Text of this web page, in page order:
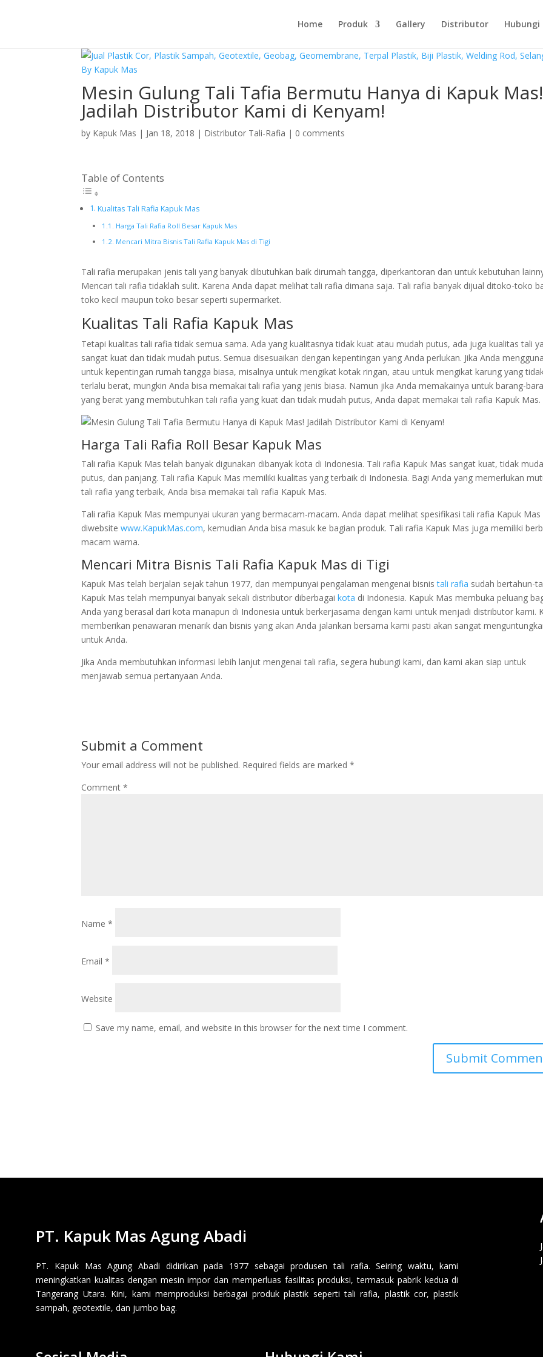
Home Produk Gallery Distributor Hubungi
Mesin Gulung Tali Tafia Bermutu Hanya di Kapuk Mas!
Jadilah Distributor Kami di Kenyam!
by Kapuk Mas | Jan 18, 2018 | Distributor Tali-Rafia | 0 comments
Table of Contents
Kualitas Tali Rafia Kapuk Mas
Harga Tali Rafia Roll Besar Kapuk Mas
Mencari Mitra Bisnis Tali Rafia Kapuk Mas di Tigi
Tali rafia merupakan jenis tali yang banyak dibutuhkan baik dirumah tangga, diperkantoran dan untuk kebutuhan
Mencari tali rafia tidaklah sulit. Karena Anda dapat melihat tali rafia dimana saja. Tali rafia banyak dijual ditoko-toko
toko kecil maupun toko besar seperti supermarket.
Kualitas Tali Rafia Kapuk Mas
Tetapi kualitas tali rafia tidak semua sama. Ada yang kualitasnya tidak kuat atau mudah putus, ada juga kualitas tali
sangat kuat dan tidak mudah putus. Semua disesuaikan dengan kepentingan yang Anda perlukan. Jika Anda
untuk kepentingan rumah tangga biasa, misalnya untuk mengikat kotak ringan, atau untuk mengikat karung yang
terlalu berat, mungkin Anda bisa memakai tali rafia yang jenis biasa. Namun jika Anda memakainya untuk barang-
yang berat yang membutuhkan tali rafia yang kuat dan tidak mudah putus, Anda dapat memakai tali rafia Kapuk Mas.
Harga Tali Rafia Roll Besar Kapuk Mas
Tali rafia Kapuk Mas telah banyak digunakan dibanyak kota di Indonesia. Tali rafia Kapuk Mas sangat kuat, tidak
putus, dan panjang. Tali rafia Kapuk Mas memiliki kualitas yang terbaik di Indonesia. Bagi Anda yang memerlukan
tali rafia yang terbaik, Anda bisa memakai tali rafia Kapuk Mas.
Tali rafia Kapuk Mas mempunyai ukuran yang bermacam-macam. Anda dapat melihat spesifikasi tali rafia Kapuk Mas
diwebsitewww.KapukMas.com, kemudian Anda bisa masuk ke bagian produk. Tali rafia Kapuk Mas juga memiliki
macam warna.
Mencari Mitra Bisnis Tali Rafia Kapuk Mas di Tigi
Kapuk Mas telah berjalan sejak tahun 1977, dan mempunyai pengalaman mengenai bisnistali rafia sudah bertahun-
Kapuk Mas telah mempunyai banyak sekali distributor diberbagaikota di Indonesia. Kapuk Mas membuka peluang
Anda yang berasal dari kota manapun di Indonesia untuk berkerjasama dengan kami untuk menjadi distributor kami.
memberikan penawaran menarik dan bisnis yang akan Anda jalankan bersama kami pasti akan sangat
untuk Anda.
Jika Anda membutuhkan informasi lebih lanjut mengenai tali rafia, segera hubungi kami, dan kami akan siap untuk
menjawab semua pertanyaan Anda.
Submit a Comment
Your email address will not be published. Required fields are marked*
Comment*
Name*
Email*
Website
Save my name, email, and website in this browser for the next time I comment.
PT. Kapuk Mas Agung Abadi
PT. Kapuk Mas Agung Abadi didirikan pada 1977 sebagai produsen tali rafia. Seiring waktu, kami
meningkatkan kualitas dengan mesin impor dan memperluas fasilitas produksi, termasuk pabrik kedua di
Tangerang Utara. Kini, kami memproduksi berbagai produk plastik seperti tali rafia, plastik cor, plastik
sampah, geotextile, dan jumbo bag.